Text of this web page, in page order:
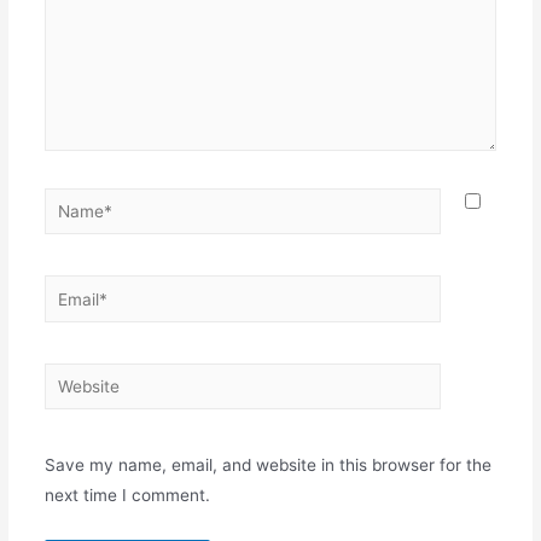
Name*
Email*
Website
Save my name, email, and website in this browser for the
next time I comment.